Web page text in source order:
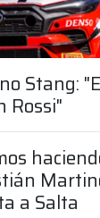
Stang:
Rossi"
a Salta